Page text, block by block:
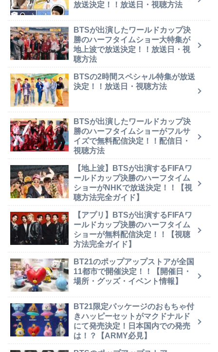
放送決定！！放送日・視聴方法
BTSが出演したワールドカップ決
勝のハーフタイムショー大特集が
地上波で放送決定！！放送日・視
聴方法
BTSの2時間スペシャル特集が放送
決定！！放送日・視聴方法
BTSが出演したワールドカップ決
勝のハーフタイムショーがフルサ
イズで無料配信決定！！配信日・
視聴方法
【地上波】BTSが出演するFIFAワ
ールドカップ決勝のハーフタイム
ショーがNHKで放送決定！！【視
聴方法完全ガイド】
【アプリ】BTSが出演するFIFAワ
ールドカップ決勝のハーフタイム
ショーが無料配信決定！！【視聴
方法完全ガイド】
BT21のポップアップストアが全国
11都市で開催決定！！【開催日・
場所・グッズ・イベント情報】
BT21限定パッケージのおもちゃ付
きハッピーセットがマクドナルド
にて発売決定！日本国内での発売
は！？【ARMY必見】